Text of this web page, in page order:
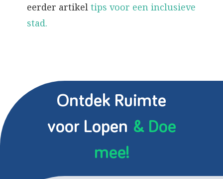
eerder artikel tips voor een inclusieve
stad.
Ontdek Ruimte
voor Lopen & Doe
mee!